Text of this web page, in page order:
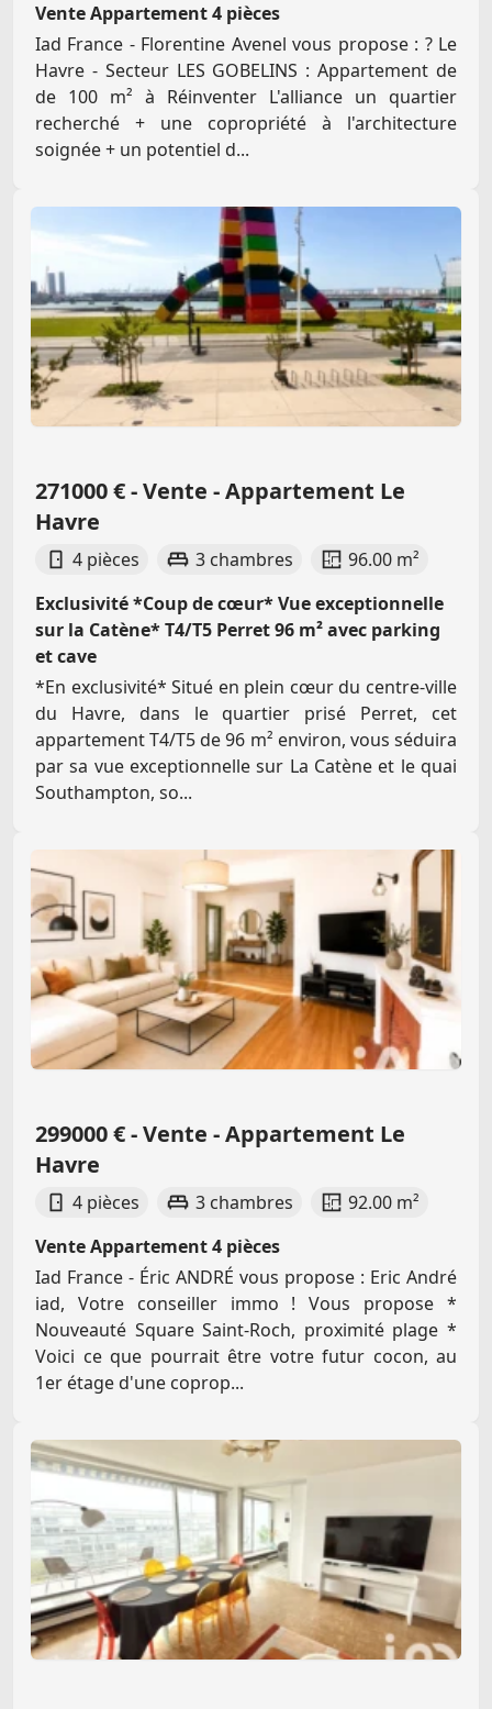
Vente Appartement 4 pièces
Iad France - Florentine Avenel vous propose : ? Le
Havre - Secteur LES GOBELINS : Appartement de
de 100 m² à Réinventer L'alliance un quartier
recherché + une copropriété à l'architecture
soignée + un potentiel d...
271000 € - Vente - Appartement Le
Havre
4 pièces 3 chambres
96.00 m²
Exclusivité *Coup de cœur* Vue exceptionnelle
sur la Catène* T4/T5 Perret 96 m² avec parking
et cave
*En exclusivité* Situé en plein cœur du centre-ville
du Havre, dans le quartier prisé Perret, cet
appartement T4/T5 de 96 m² environ, vous séduira
par sa vue exceptionnelle sur La Catène et le quai
Southampton, so...
299000 € - Vente - Appartement Le
Havre
4 pièces 3 chambres
92.00 m²
Vente Appartement 4 pièces
Iad France - Éric ANDRÉ vous propose : Eric André
iad, Votre conseiller immo ! Vous propose *
Nouveauté Square Saint-Roch, proximité plage *
Voici ce que pourrait être votre futur cocon, au
1er étage d'une coprop...